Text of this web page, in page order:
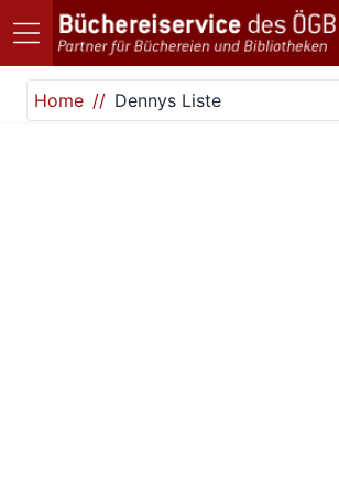
Direkt zum Inhalt
Home
Dennys Liste